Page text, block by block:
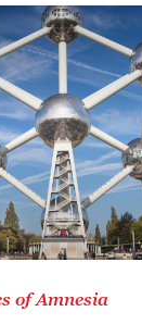
of Amnesia